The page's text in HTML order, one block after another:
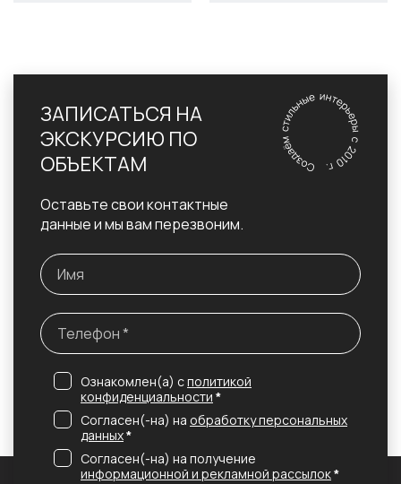
ЗАПИСАТЬСЯ НА
ЭКСКУРСИЮ ПО
ОБЪЕКТАМ
Оставьте свои контактные
данные и мы вам перезвоним.
Ознакомлен(а) сполитикой
конфиденциальности *
Согласен(-на) на обработку персональных
данных*
Согласен(-на) на получение
информационной и рекламной рассылок*